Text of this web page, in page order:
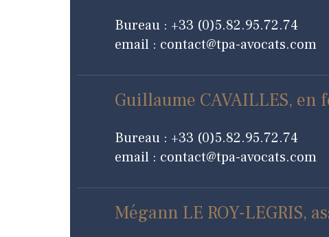
Bureau : +33 (0)5.82.95.72.74
email : contact@tpa-avocats.com
Guillaume CAVAILLES, en
Bureau : +33 (0)5.82.95.72.74
email : contact@tpa-avocats.com
Mégann LE ROY-LEGRIS,